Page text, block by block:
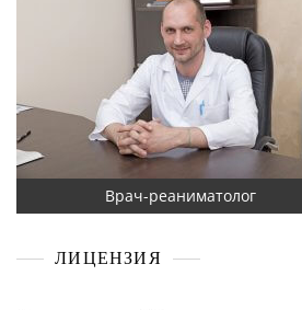
Врач-реаниматолог
ЛИЦЕНЗИЯ